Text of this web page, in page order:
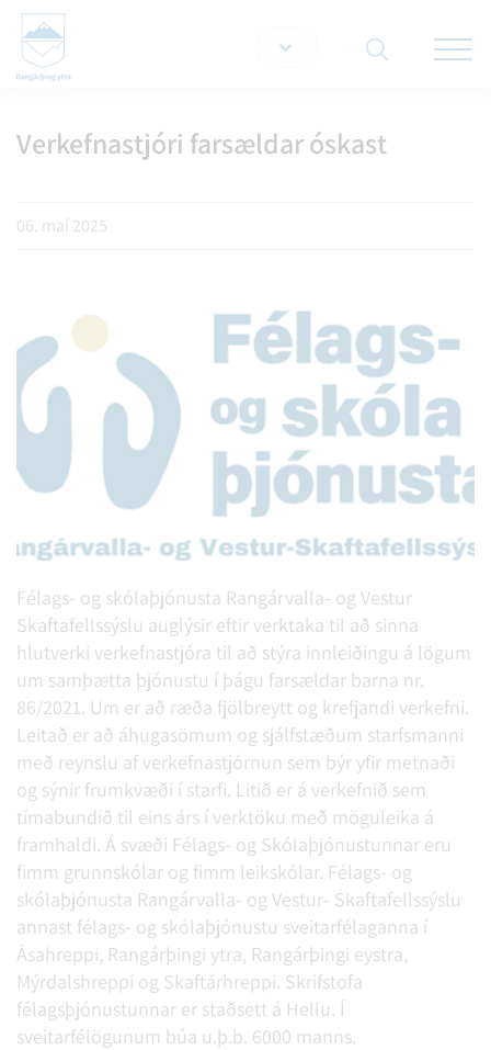
Verkefnastjóri farsældar óskast
06. maí 2025
Félags- og skólaþjónusta Rangárvalla- og Vestur
Skaftafellssýslu auglýsir eftir verktaka til að sinna
hlutverki verkefnastjóra til að stýra innleiðingu á lögum
um samþætta þjónustu í þágu farsældar barna nr.
86/2021. Um er að ræða fjölbreytt og krefjandi verkefni.
Leitað er að áhugasömum og sjálfstæðum starfsmanni
með reynslu af verkefnastjórnun sem býr yfir metnaði
og sýnir frumkvæði í starfi. Litið er á verkefnið sem
tímabundið til eins árs í verktöku með möguleika á
framhaldi. Á svæði Félags- og Skólaþjónustunnar eru
fimm grunnskólar og fimm leikskólar. Félags- og
skólaþjónusta Rangárvalla- og Vestur- Skaftafellssýslu
annast félags- og skólaþjónustu sveitarfélaganna í
Ásahreppi, Rangárþingi ytra, Rangárþingi eystra,
Mýrdalshreppi og Skaftárhreppi. Skrifstofa
félagsþjónustunnar er staðsett á Hellu. Í
sveitarfélögunum búa u.þ.b. 6000 manns.
Leita á vef